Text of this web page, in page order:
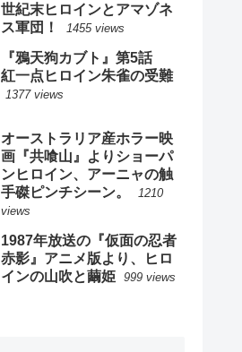
世紀末ヒロインとアマゾネ
ス軍団！
1455 views
『鴉天狗カブト』第5話
紅一点ヒロイン朱雀の受難
1377 views
オーストラリア産ホラー映
画『共喰山』よりショーパ
ンヒロイン、アーニャの触
手磔ピンチシーン。
1210
views
1987年放送の『仮面の忍者
赤影』アニメ版より、ヒロ
インの山吹と繭姫 999 views